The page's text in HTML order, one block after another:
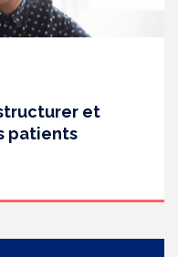
et
patients